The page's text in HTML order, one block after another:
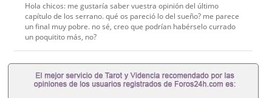
Hola chicos: me gustaría saber vuestra opinión del último
capítulo de los serrano. qué os pareció lo del sueño? me parece
un final muy pobre. no sé, creo que podrían habérselo currado
un poquitito más, no?